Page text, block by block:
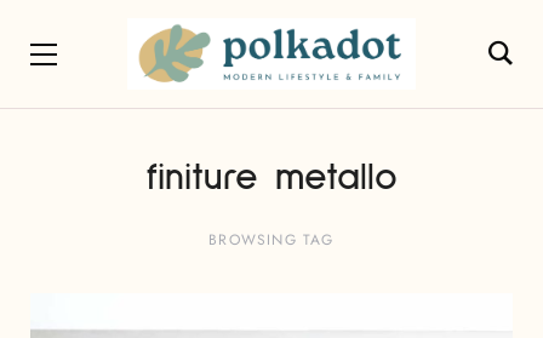
finiture metallo
BROWSING TAG